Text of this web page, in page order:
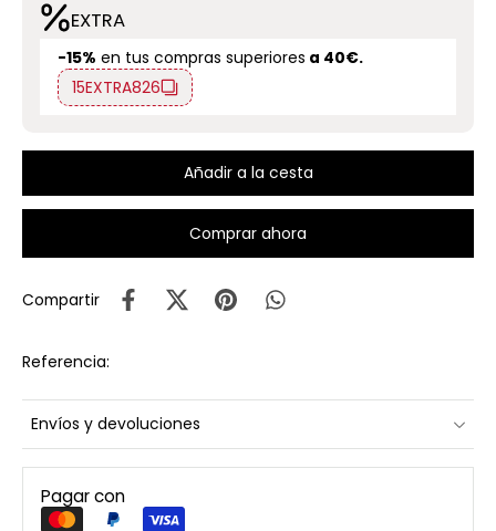
EXTRA
-15% en tus compras superiores a 40€.
15EXTRA826
Añadir a la cesta
Comprar ahora
Compartir
Referencia:
Envíos y devoluciones
Pagar con